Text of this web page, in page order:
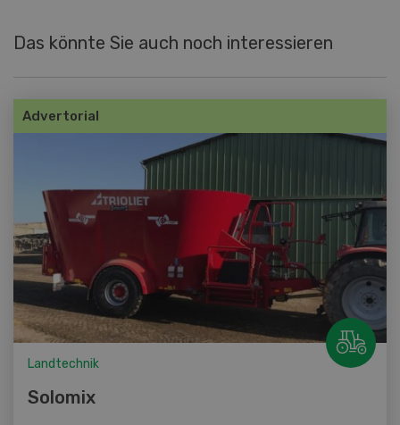
Das könnte Sie auch noch interessieren
Advertorial
Landtechnik
Solomix